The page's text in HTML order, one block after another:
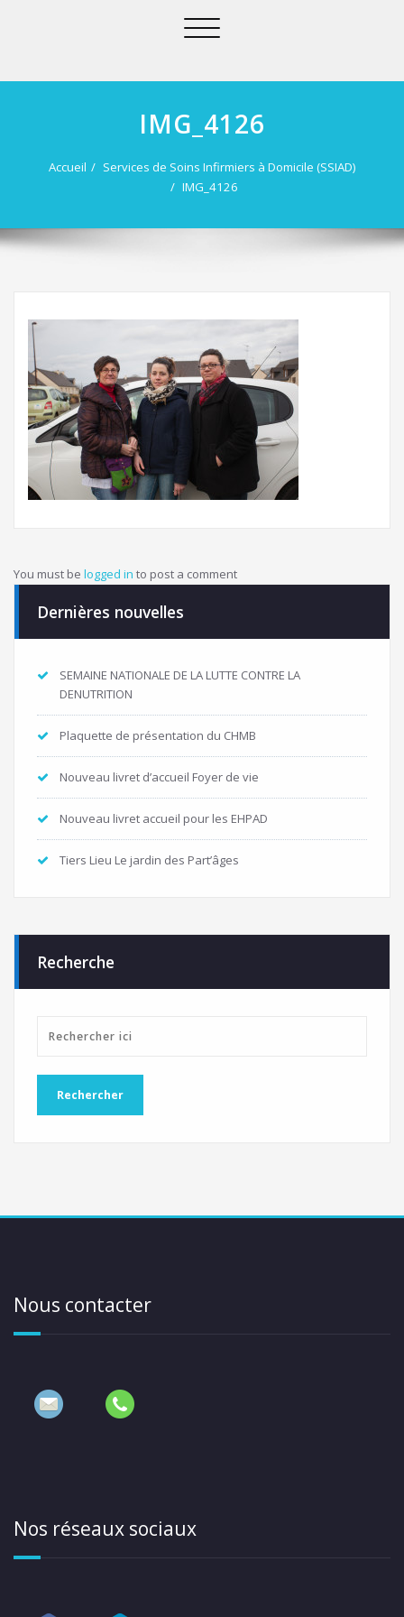
Afficher/masquer
IMG_4126
Accueil
Services de Soins Infirmiers à Domicile (SSIAD)
IMG_4126
You must be logged in to post a comment
Dernières nouvelles
SEMAINE NATIONALE DE LA LUTTE CONTRE LA
DENUTRITION
Plaquette de présentation du CHMB
Nouveau livret d’accueil Foyer de vie
Nouveau livret accueil pour les EHPAD
Tiers Lieu Le jardin des Part’âges
Recherche
Nous contacter
Nos réseaux sociaux